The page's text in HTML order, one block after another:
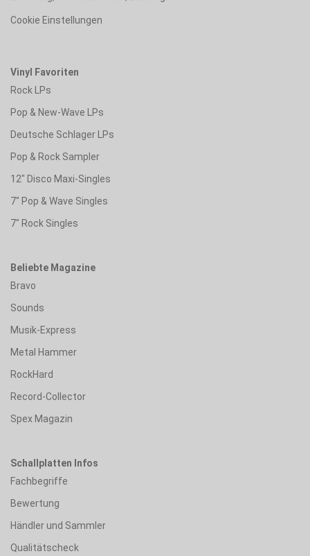
Cookie Einstellungen
Vinyl Favoriten
Rock LPs
Pop & New-Wave LPs
Deutsche Schlager LPs
Pop & Rock Sampler
12" Disco Maxi-Singles
7" Pop & Wave Singles
7" Rock Singles
Beliebte Magazine
Bravo
Sounds
Musik-Express
Metal Hammer
RockHard
Record-Collector
Spex Magazin
Schallplatten Infos
Fachbegriffe
Bewertung
Händler und Sammler
Qualitätscheck